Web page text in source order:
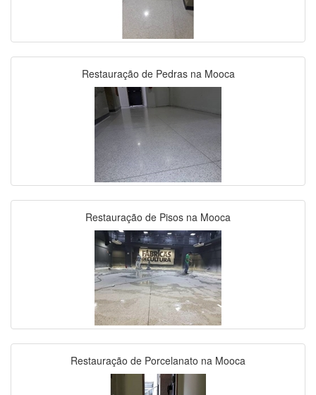
Restauração de Pedras na Mooca
Restauração de Pisos na Mooca
Restauração de Porcelanato na Mooca